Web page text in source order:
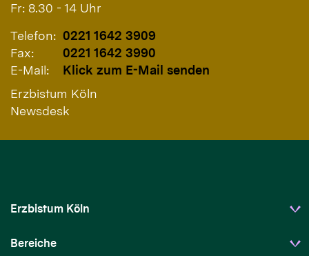
Fr: 8.30 - 14 Uhr
Telefon: 0221 1642 3909
Fax:
0221 1642 3990
E-Mail:
Klick zum E-Mail senden
Erzbistum Köln
Newsdesk
Erzbistum Köln
Bereiche